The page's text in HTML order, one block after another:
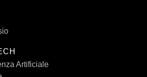
Artificiale